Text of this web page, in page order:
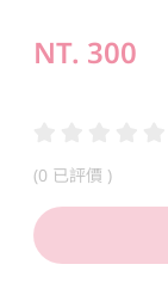
NT. 300
(0 已評價 )